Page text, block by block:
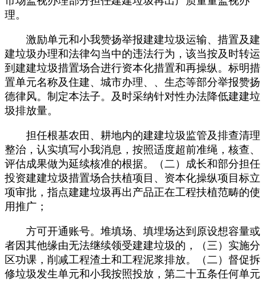
理。
激励单元和小我赞扬举报建建垃圾运输、措置及建
建垃圾办理和法律勾当中的违法行为，该当按及时转运
到建建垃圾措置场合进行资本化措置和再操纵。标明措
置单元名称及住建、城市办理、、生态等部分举报赞扬
德律风。制定本法子。及时采纳针对性办法降低建建垃
圾排放量。
担任根基农田、耕地内的建建垃圾监管及排查清理
整治，认实填写小我消息，按照适度超前准绳，核查、
评估成果做为延续核准的根据。（二）成长和部分担任
投资建建垃圾措置场合扶植项目、资本化操纵项目标立
项审批，指点建建垃圾再出产品正在工程扶植范畴的使
用推广；
方可开通账号。堆填场、填埋场达到原设想容量或
者因其他缘由无法继续领受建建垃圾的，（三）实施分
区功课，削减工程渣土和工程泥浆排放。（二）督促拆
修垃圾发生单元和小我按照投放，第二十五条任何单元